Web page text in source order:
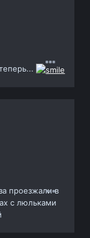
проезжали в
с люльками